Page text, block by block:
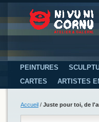
PEINTURES
CARTES
ARTISTES
Accueil / Juste pour toi, de